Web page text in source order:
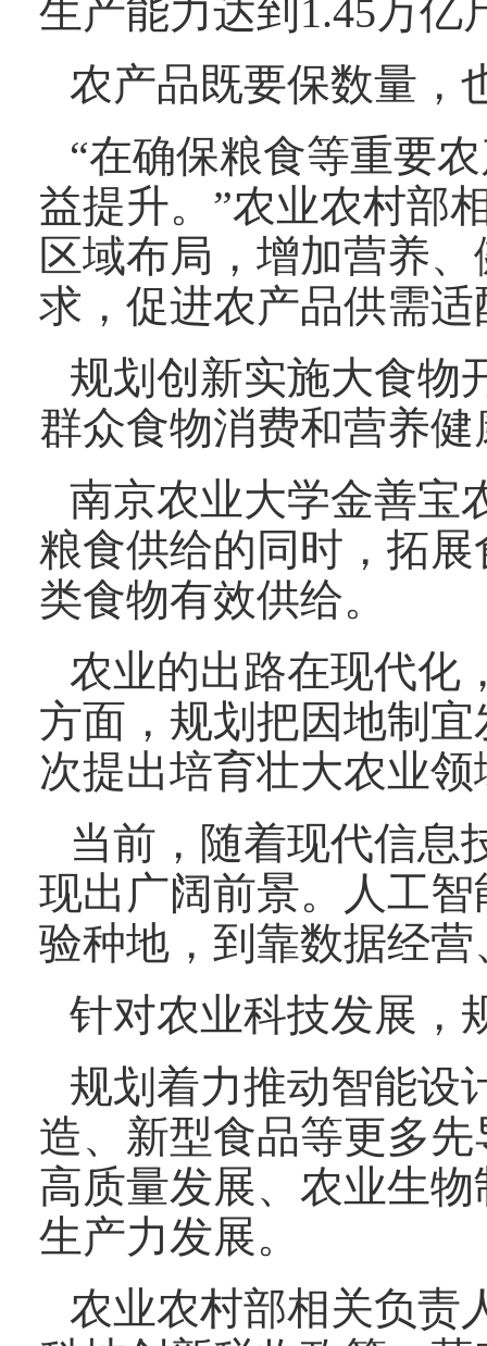
生产能力达到1.45万亿
农产品既要保数量，
“在确保粮食等重要
益提升。”农业农村部
区域布局，增加营养
求，促进农产品供需
规划创新实施大食物
群众食物消费和营养
南京农业大学金善宝
粮食供给的同时，拓
类食物有效供给。
农业的出路在现代化
方面，规划把因地制
次提出培育壮大农业
当前，随着现代信息
现出广阔前景。人工
验种地，到靠数据经
针对农业科技发展，
规划着力推动智能设
造、新型食品等更多
高质量发展、农业生
生产力发展。
农业农村部相关负责